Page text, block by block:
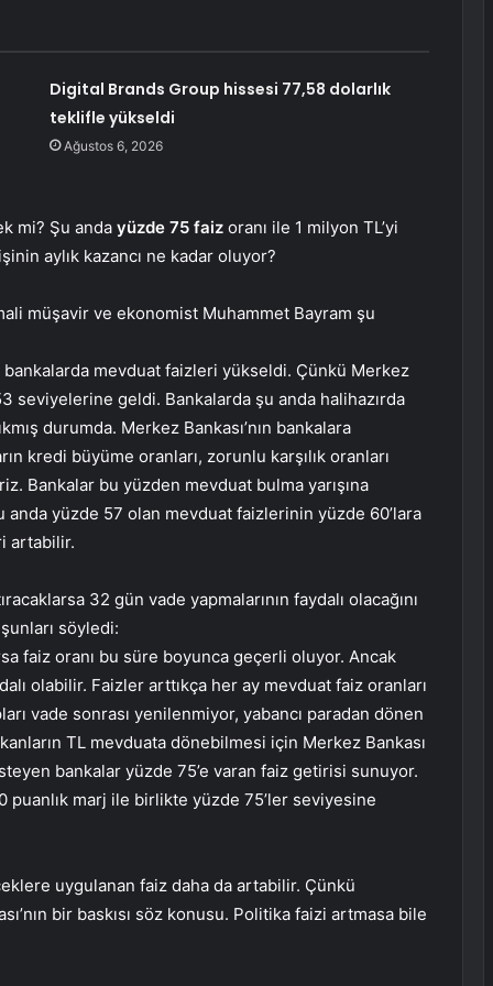
Digital Brands Group hissesi 77,58 dolarlık
teklifle yükseldi
Ağustos 6, 2026
mi? Şu anda yüzde 75 faiz oranı ile 1 milyon TL’yi
aylık kazancı ne kadar oluyor?
müşavir ve ekonomist Muhammet Bayram şu
bankalarda mevduat faizleri yükseldi. Çünkü Merkez
seviyelerine geldi. Bankalarda şu anda halihazırda
durumda. Merkez Bankası’nın bankalara
kredi büyüme oranları, zorunlu karşılık oranları
Bankalar bu yüzden mevduat bulma yarışına
anda yüzde 57 olan mevduat faizlerinin yüzde 60’lara
artabilir.
32 gün vade yapmalarının faydalı olacağını
söyledi:
faiz oranı bu süre boyunca geçerli oluyor. Ancak
olabilir. Faizler arttıkça her ay mevduat faiz oranları
vade sonrası yenilenmiyor, yabancı paradan dönen
TL mevduata dönebilmesi için Merkez Bankası
bankalar yüzde 75’e varan faiz getirisi sunuyor.
puanlık marj ile birlikte yüzde 75’ler seviyesine
uygulanan faiz daha da artabilir. Çünkü
bir baskısı söz konusu. Politika faizi artmasa bile